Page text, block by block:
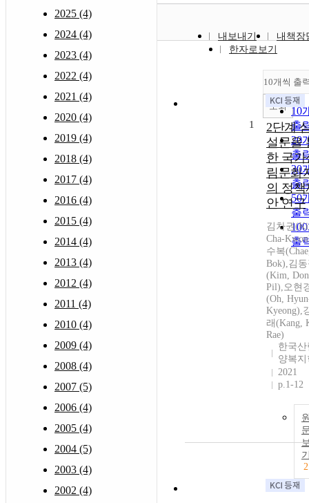
2025 (4)
2024 (4)
2023 (4)
2022 (4)
2021 (4)
2020 (4)
2019 (4)
2018 (4)
2017 (4)
2016 (4)
2015 (4)
2014 (4)
2013 (4)
2012 (4)
2011 (4)
2010 (4)
2009 (4)
2008 (4)
2007 (5)
2006 (4)
2005 (4)
2004 (5)
2003 (4)
2002 (4)
내보내기
내책장
한자로보기
10개씩 출
10
출
20
출
30
출
50
출
출
조회
1
2단계
설문을
한 국가
림문화
의 정책
안 연구
김차권
Cha-
수복
Bok),김
(Kim,
Pil),오현
(Oh,
Kyeong),
래(Kang,
Rae)
한국
양복
2021
p.1-12
2